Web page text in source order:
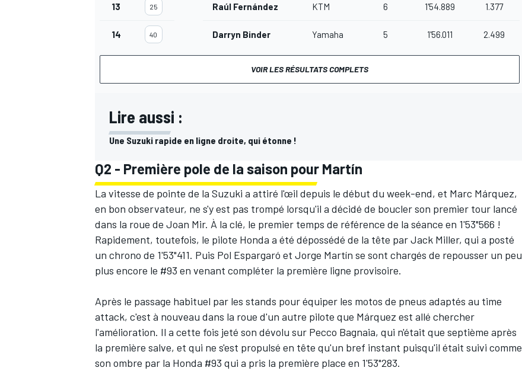
13 25 Raúl Fernández KTM 6 1'54.889 1.377
14 40 Darryn Binder Yamaha 5 1'56.011 2.499
VOIR LES RÉSULTATS COMPLETS
Lire aussi :
Une Suzuki rapide en ligne droite, qui étonne !
Q2 - Première pole de la saison pour Martín
La vitesse de pointe de la Suzuki a attiré l'œil depuis le début du week-end, et Marc Márquez,
en bon observateur, ne s'y est pas trompé lorsqu'il a décidé de boucler son premier tour lancé
dans la roue de Joan Mir. À la clé, le premier temps de référence de la séance en 1'53"566 !
Rapidement, toutefois, le pilote Honda a été dépossédé de la tête parJack Miller, qui a posté
un chrono de 1'53"411. Puis Pol Espargaró et Jorge Martín se sont chargés de repousser un peu
plus encore le #93 en venant compléter la première ligne provisoire.
Après le passage habituel par les stands pour équiper les motos de pneus adaptés au time
attack, c'est à nouveau dans la roue d'un autre pilote que Márquez est allé chercher
l'amélioration. Il a cette fois jeté son dévolu sur Pecco Bagnaia, qui n'était que septième après
la première salve, et qui ne s'est propulsé en tête qu'un bref instant puisqu'il était suivi comme
son ombre par la Honda #93 qui a pris la première place en 1'53"283.